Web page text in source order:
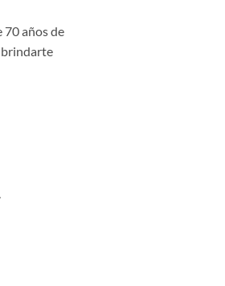
70 años de
brindarte